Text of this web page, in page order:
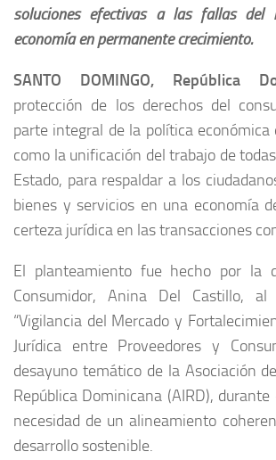
soluciones efectivas a las fallas del
economía en permanente crecimiento.
SANTO DOMINGO, República
protección de los derechos del
parte integral de la política económica
como la unificación del trabajo de
Estado, para respaldar a los
bienes y servicios en una economía
certeza jurídica en las transacciones
El planteamiento fue hecho por la
Consumidor, Anina Del Castillo,
“Vigilancia del Mercado y
Jurídica entre Proveedores y
desayuno temático de la Asociación
República Dominicana (AIRD),
necesidad de un alineamiento
desarrollo sostenible.